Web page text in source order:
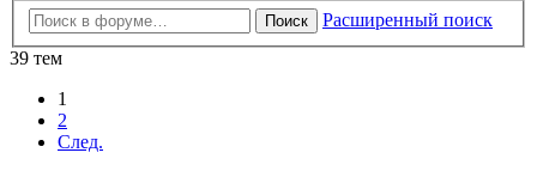
Поиск
Расширенный поиск
39 тем
1
2
След.